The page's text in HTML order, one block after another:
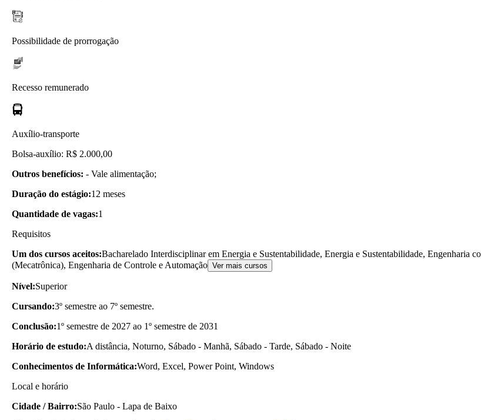
Possibilidade de prorrogação
Recesso remunerado
Auxílio-transporte
Bolsa-auxílio: R$ 2.000,00
Outros benefícios: - Vale alimentação;
Duração do estágio:12 meses
Quantidade de vagas:1
Requisitos
Um dos cursos aceitos:Bacharelado Interdisciplinar em Energia e Sustentabilidade, Energia e Sustentabilidade, Engenharia
(Mecatrônica), Engenharia de Controle e Automação Ver mais cursos
Nível:Superior
Cursando:3º semestre ao 7º semestre.
Conclusão:1º semestre de 2027 ao 1º semestre de 2031
Horário de estudo:A distância, Noturno, Sábado - Manhã, Sábado - Tarde, Sábado - Noite
Conhecimentos de Informática:Word, Excel, Power Point, Windows
Local e horário
Cidade / Bairro:São Paulo - Lapa de Baixo